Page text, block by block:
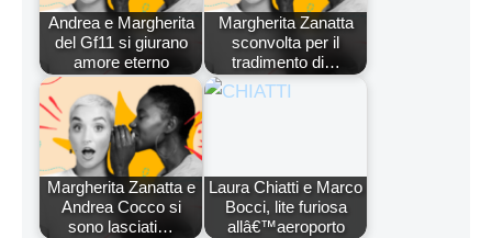
Andrea e Margherita
del Gf11 si giurano
amore eterno
Margherita Zanatta
sconvolta per il
tradimento di…
Margherita Zanatta e
Andrea Cocco si
sono lasciati…
Laura Chiatti e Marco
Bocci, lite furiosa
allâ€™aeroporto